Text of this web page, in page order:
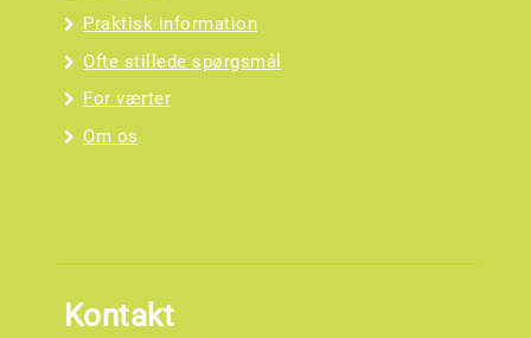
Praktisk information
Ofte stillede spørgsmål
For værter
Om os
Kontakt